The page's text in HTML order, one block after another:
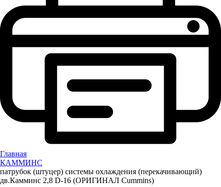
Главная
КАММИНС
патрубок (штуцер) системы охлаждения (перекачивающий)
дв.Камминс 2,8 D-16 (ОРИГИНАЛ Cummins)